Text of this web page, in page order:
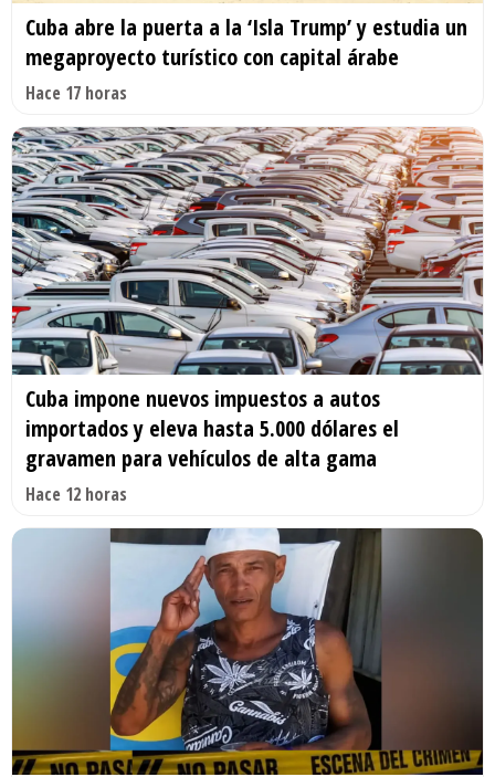
Cuba abre la puerta a la ‘Isla Trump’ y estudia un
megaproyecto turístico con capital árabe
Hace 17 horas
Cuba impone nuevos impuestos a autos
importados y eleva hasta 5.000 dólares el
gravamen para vehículos de alta gama
Hace 12 horas